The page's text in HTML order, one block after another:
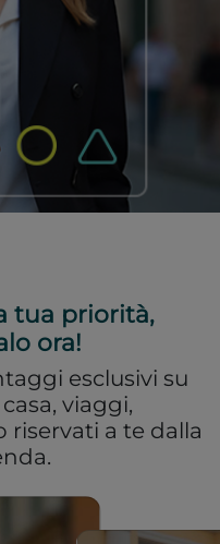
tua priorità,
ora!
esclusivi su
viaggi,
riservati a te dalla